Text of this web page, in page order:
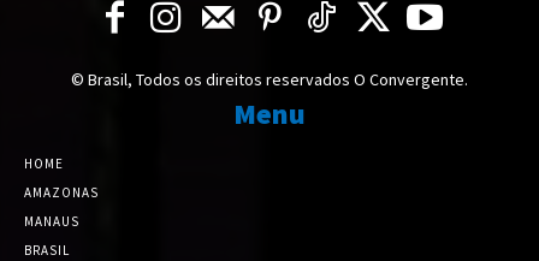
© Brasil, Todos os direitos reservados O Convergente.
Menu
HOME
AMAZONAS
MANAUS
BRASIL